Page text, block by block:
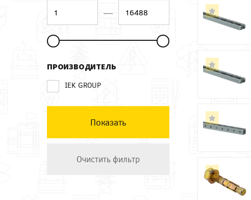
—
ПРОИЗВОДИТЕЛЬ
IEK GROUP